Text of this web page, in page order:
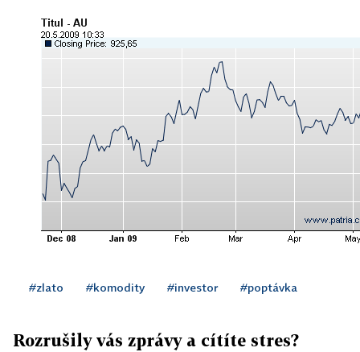
#zlato #komodity #investor #poptávka
Rozrušily vás zprávy a cítíte stres?